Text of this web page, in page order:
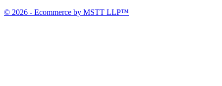
© 2026 - Ecommerce by MSTT LLP™